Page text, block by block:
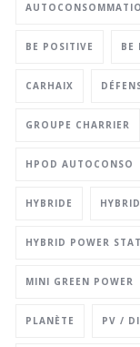
BE POSITIVE BE
CARHAIX
GROUPE CHARRIER
HPOD AUTOCONSO
HYBRIDE
HYBRID POWER
MINI GREEN POWER
PLANÈTE PV /